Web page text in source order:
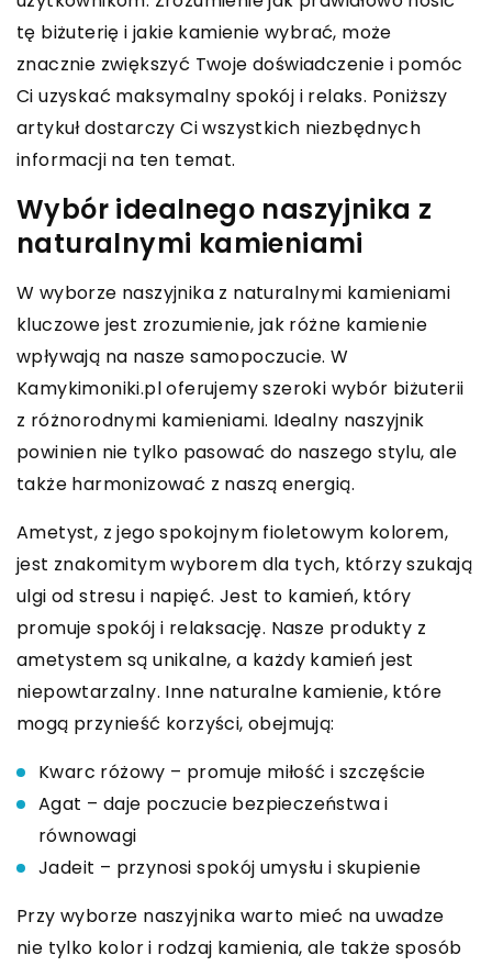
tę biżuterię i jakie kamienie wybrać, może
znacznie zwiększyć Twoje doświadczenie i pomóc
Ci uzyskać maksymalny spokój i relaks. Poniższy
artykuł dostarczy Ci wszystkich niezbędnych
informacji na ten temat.
Wybór idealnego naszyjnika z
naturalnymi kamieniami
W wyborze naszyjnika z naturalnymi kamieniami
kluczowe jest zrozumienie, jak różne kamienie
wpływają na nasze samopoczucie. W
Kamykimoniki.pl oferujemy szeroki wybór biżuterii
z różnorodnymi kamieniami. Idealny naszyjnik
powinien nie tylko pasować do naszego stylu, ale
także harmonizować z naszą energią.
Ametyst, z jego spokojnym fioletowym kolorem,
jest znakomitym wyborem dla tych, którzy szukają
ulgi od stresu i napięć. Jest to kamień, który
promuje spokój i relaksację. Nasze produkty z
ametystem są unikalne, a każdy kamień jest
niepowtarzalny. Inne naturalne kamienie, które
mogą przynieść korzyści, obejmują:
Kwarc różowy – promuje miłość i szczęście
Agat – daje poczucie bezpieczeństwa i
równowagi
Jadeit – przynosi spokój umysłu i skupienie
Przy wyborze naszyjnika warto mieć na uwadze
nie tylko kolor i rodzaj kamienia, ale także sposób